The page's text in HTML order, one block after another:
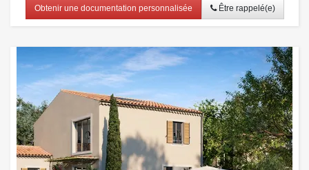
Obtenir une documentation personnalisée Être rappelé(e)